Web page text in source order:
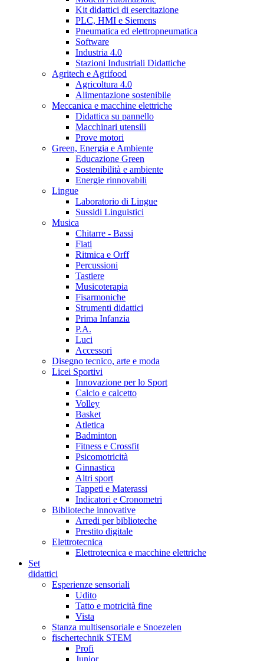
Kit didattici di esercitazione
PLC, HMI e Siemens
Pneumatica ed elettropneumatica
Software
Industria 4.0
Stazioni Industriali Didattiche
Agritech e Agrifood
Agricoltura 4.0
Alimentazione sostenibile
Meccanica e macchine elettriche
Didattica su pannello
Macchinari utensili
Prove motori
Green, Energia e Ambiente
Educazione Green
Sostenibilità e ambiente
Energie rinnovabili
Lingue
Laboratorio di Lingue
Sussidi Linguistici
Musica
Chitarre - Bassi
Fiati
Ritmica e Orff
Percussioni
Tastiere
Musicoterapia
Fisarmoniche
Strumenti didattici
Prima Infanzia
P.A.
Luci
Accessori
Disegno tecnico, arte e moda
Licei Sportivi
Innovazione per lo Sport
Calcio e calcetto
Volley
Basket
Atletica
Badminton
Fitness e Crossfit
Psicomotricità
Ginnastica
Altri sport
Tappeti e Materassi
Indicatori e Cronometri
Biblioteche innovative
Arredi per biblioteche
Prestito digitale
Elettrotecnica
Elettrotecnica e macchine elettriche
Set
didattici
Esperienze sensoriali
Udito
Tatto e motricità fine
Vista
Stanza multisensoriale e Snoezelen
fischertechnik STEM
Profi
Junior